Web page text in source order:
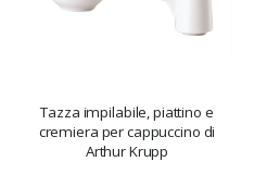
Tazza impilabile, piattino e
cremiera per cappuccino di
Arthur Krupp